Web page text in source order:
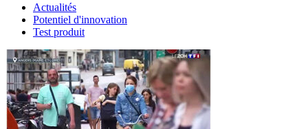
Actualités
Potentiel d'innovation
Test produit